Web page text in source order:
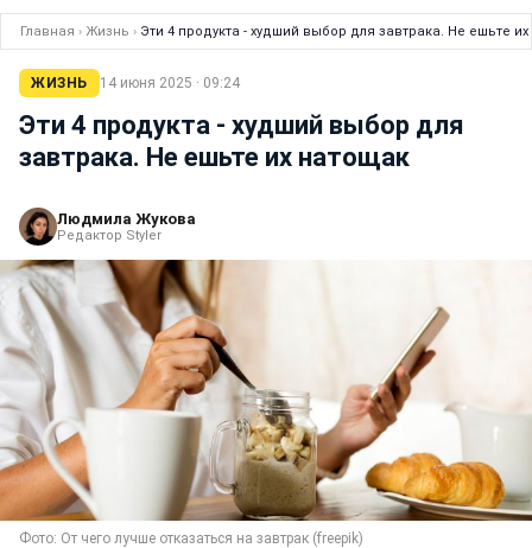
Главная › Жизнь › Эти 4 продукта - худший выбор для завтрака. Не ешьте
ЖИЗНЬ 14 июня 2025 · 09:24
Эти 4 продукта - худший выбор для
завтрака. Не ешьте их натощак
Людмила Жукова
Редактор Styler
Фото: От чего лучше отказаться на завтрак (freepik)